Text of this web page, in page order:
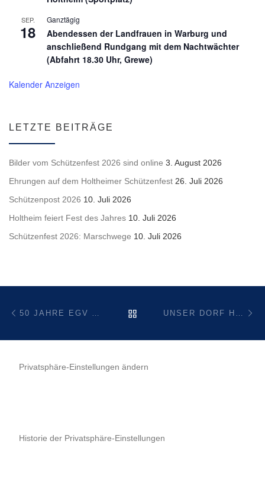
SEP.
18
Ganztägig
Abendessen der Landfrauen in Warburg und
anschließend Rundgang mit dem Nachtwächter
(Abfahrt 18.30 Uhr, Grewe)
Kalender Anzeigen
LETZTE BEITRÄGE
Bilder vom Schützenfest 2026 sind online 3. August 2026
Ehrungen auf dem Holtheimer Schützenfest 26. Juli 2026
Schützenpost 2026 10. Juli 2026
Holtheim feiert Fest des Jahres 10. Juli 2026
Schützenfest 2026: Marschwege 10. Juli 2026
BeitragsnavigationZURÜCK ZUR
Privatsphäre-Einstellungen ändern
Historie der Privatsphäre-Einstellungen